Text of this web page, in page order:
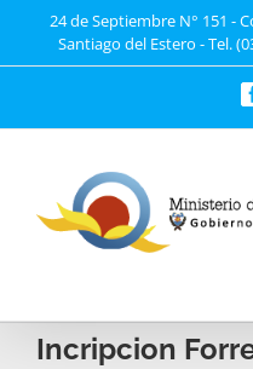
24 de Septiembre N° 151 -
Santiago del Estero - Tel.
Incripcion